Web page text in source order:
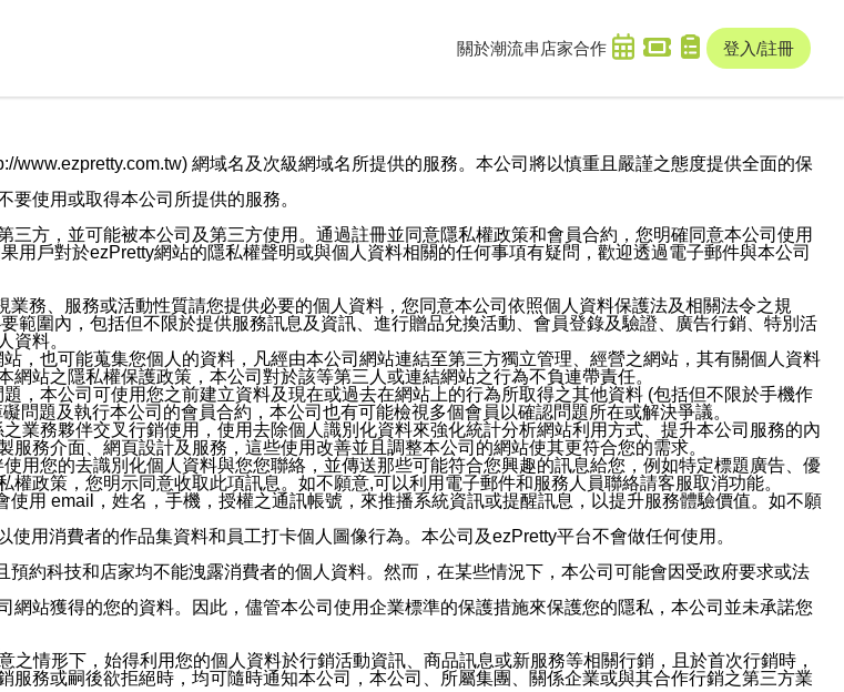
關於潮流串 店家合作 登入/註冊
網域名及次級網域名所提供的服務。本公司將以慎重且嚴謹之態度提供全面的保
使用或取得本公司所提供的服務。
方，並可能被本公司及第三方使用。通過註冊並同意隱私權政策和會員合約，您明確同意本公司使用
戶對於ezPretty網站的隱私權聲明或與個人資料相關的任何事項有疑問，歡迎透過電子郵件與本公司
務、服務或活動性質請您提供必要的個人資料，您同意本公司依照個人資料保護法及相關法令之規
範圍內，包括但不限於提供服務訊息及資訊、進行贈品兌換活動、會員登錄及驗證、廣告行銷、特別活
資料。
，也可能蒐集您個人的資料，凡經由本公司網站連結至第三方獨立管理、經營之網站，其有關個人資料
站之隱私權保護政策，本公司對於該等第三人或連結網站之行為不負連帶責任。
，本公司可使用您之前建立資料及現在或過去在網站上的行為所取得之其他資料 (包括但不限於手機作
題及執行本公司的會員合約，本公司也有可能檢視多個會員以確認問題所在或解決爭議。
業務夥伴交叉行銷使用，使用去除個人識別化資料來強化統計分析網站利用方式、提升本公司服務的內
務介面、網頁設計及服務，這些使用改善並且調整本公司的網站使其更符合您的需求。
用您的去識別化個人資料與您您聯絡，並傳送那些可能符合您興趣的訊息給您，例如特定標題廣告、優
政策，您明示同意收取此項訊息。如不願意,可以利用電子郵件和服務人員聯絡請客服取消功能。
用 email，姓名，手機，授權之通訊帳號，來推播系統資訊或提醒訊息，以提升服務體驗價值。如不願
用消費者的作品集資料和員工打卡個人圖像行為。本公司及ezPretty平台不會做任何使用。
約科技和店家均不能洩露消費者的個人資料。然而，在某些情況下，本公司可能會因受政府要求或法
站獲得的您的資料。因此，儘管本公司使用企業標準的保護措施來保護您的隱私，本公司並未承諾您
情形下，始得利用您的個人資料於行銷活動資訊、商品訊息或新服務等相關行銷，且於首次行銷時，
務或嗣後欲拒絕時，均可隨時通知本公司，本公司、所屬集團、關係企業或與其合作行銷之第三方業